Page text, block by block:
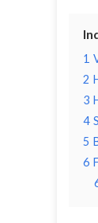
1
2
3
4
5
6